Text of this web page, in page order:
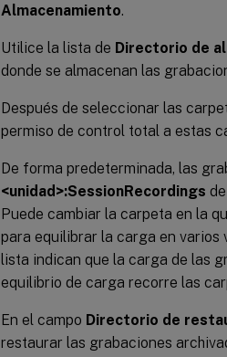
Almacenamiento.
Utilice la lista de Directorio de
donde se almacenan las
Después de seleccionar las
permiso de control total a estas
De forma predeterminada, las
<unidad>:SessionRecordings
Puede cambiar la carpeta en la
para equilibrar la carga en varios
lista indican que la carga de las
equilibrio de carga recorre las
En el campo Directorio de
restaurar las grabaciones